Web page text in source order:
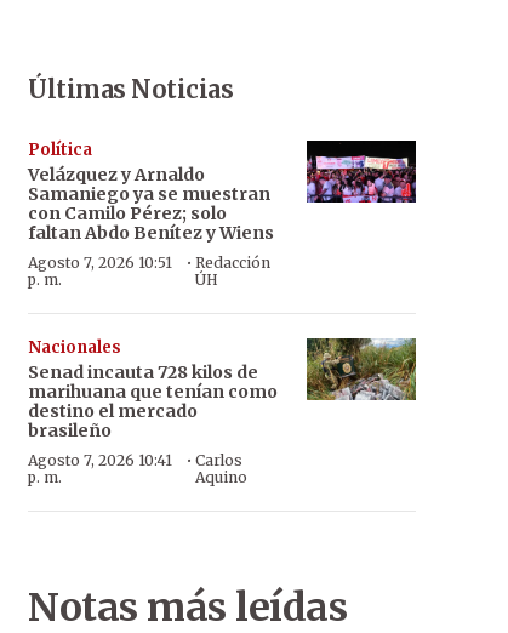
Últimas Noticias
Política
Velázquez y Arnaldo
Samaniego ya se muestran
con Camilo Pérez; solo
faltan Abdo Benítez y Wiens
Agosto 7, 2026 10:51
p. m.
·Redacción
ÚH
Nacionales
Senad incauta 728 kilos de
marihuana que tenían como
destino el mercado
brasileño
Agosto 7, 2026 10:41
p. m.
· Carlos
Aquino
Notas más leídas